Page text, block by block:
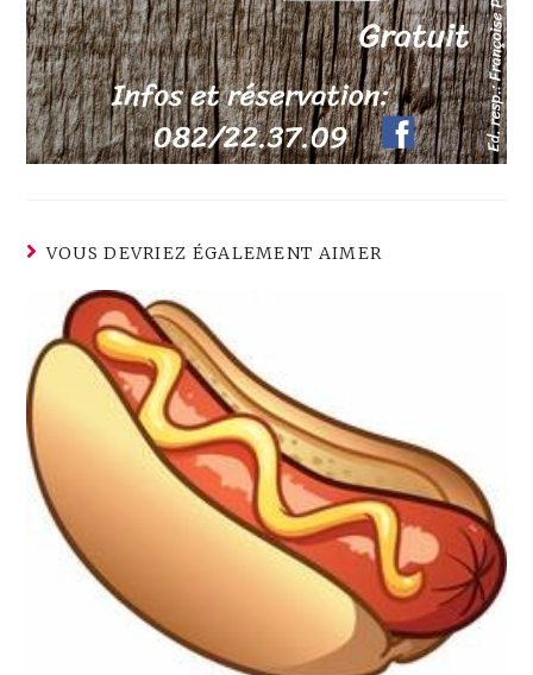
VOUS DEVRIEZ ÉGALEMENT AIMER